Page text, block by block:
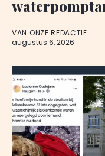
VAN ONZE REDACTIE
augustus 6, 2026